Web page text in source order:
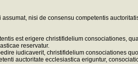
nisi de consensu competentis
est erigere christifidelium consociationes,
reservatur.
iudicaverit, christifidelium consociationes
auctoritate ecclesiastica eriguntur,